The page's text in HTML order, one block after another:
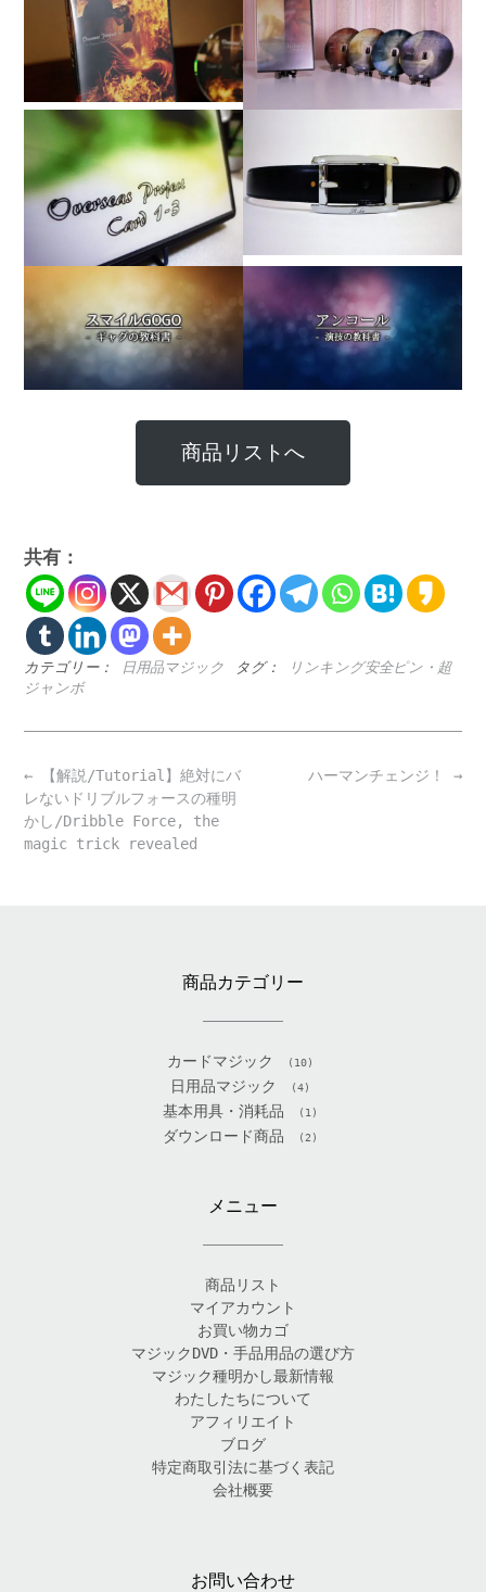
商品リストへ
共有：
カテゴリー： 日用品マジック タグ：
リンキング安全ピン・超
ジャンボ
Post
navigation
ハーマンチェンジ！ →
← 【解説/Tutorial】絶対にバ
レないドリブルフォースの種明
かし/Dribble Force, the
magic trick revealed
商品カテゴリー
カードマジック (10)
日用品マジック (4)
基本用具・消耗品 (1)
ダウンロード商品 (2)
メニュー
商品リスト
マイアカウント
お買い物カゴ
マジックDVD・手品用品の選び方
マジック種明かし最新情報
わたしたちについて
アフィリエイト
ブログ
特定商取引法に基づく表記
会社概要
お問い合わせ